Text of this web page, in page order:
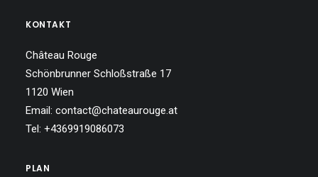
KONTAKT
Château Rouge
Schönbrunner Schloßstraße 17
1120 Wien
Email: contact@chateaurouge.at
Tel: +4369919086073
PLAN